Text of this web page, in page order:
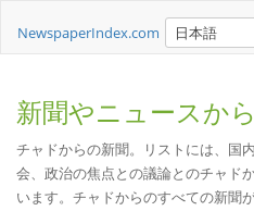
NewspaperIndex.com 日本語
新聞やニュースから
チャドからの新聞。リストには、国
会、政治の焦点との議論とのチャド
います。チャドからのすべての新聞